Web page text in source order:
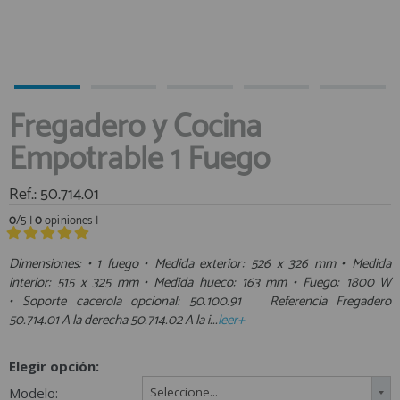
Libros
Mantenimiento y Limpieza
Motonautica
Motores
Navegacion
Neveras y Termos
Seguridad
Vela y Maniobra
Tiempo Libre
Submarinismo
registro cliente
Área profesionales
Regístrate y aprovecha los descuentos y ventajas de ser
Únete ya a los mas de de 500 Profesionales de la Náutica
Fregadero y Cocina
Empotrable 1 Fuego
Ref.: 50.714.01
0/5 |0opiniones |
Dimensiones: • 1 fuego • Medida exterior: 526 x 326 mm • Medida
interior: 515 x 325 mm • Medida hueco: 163 mm • Fuego: 1800 W
• Soporte cacerola opcional: 50.100.91 Referencia Fregadero
50.714.01 A la derecha 50.714.02 A la i...leer+
Elegir opción:
Modelo:
Seleccione...